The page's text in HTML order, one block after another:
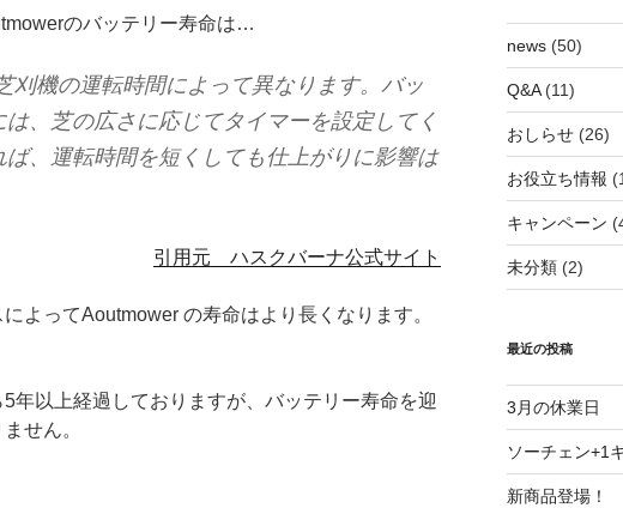
のバッテリー寿命は…
刈機の運転時間によって異なります。バッ
は、芝の広さに応じてタイマーを設定してく
ば、運転時間を短くしても仕上がりに影響は
引用元 ハスクバーナ公式サイト
よってAoutmower の寿命はより長くなります。
年以上経過しておりますが、バッテリー寿命を迎
せん。
news(50)
Q&A(11)
おしらせ(26)
お役立ち情報
キャンペーン
未分類(2)
最近の投稿
3月の休業日
ソーチェン+1
新商品登場！